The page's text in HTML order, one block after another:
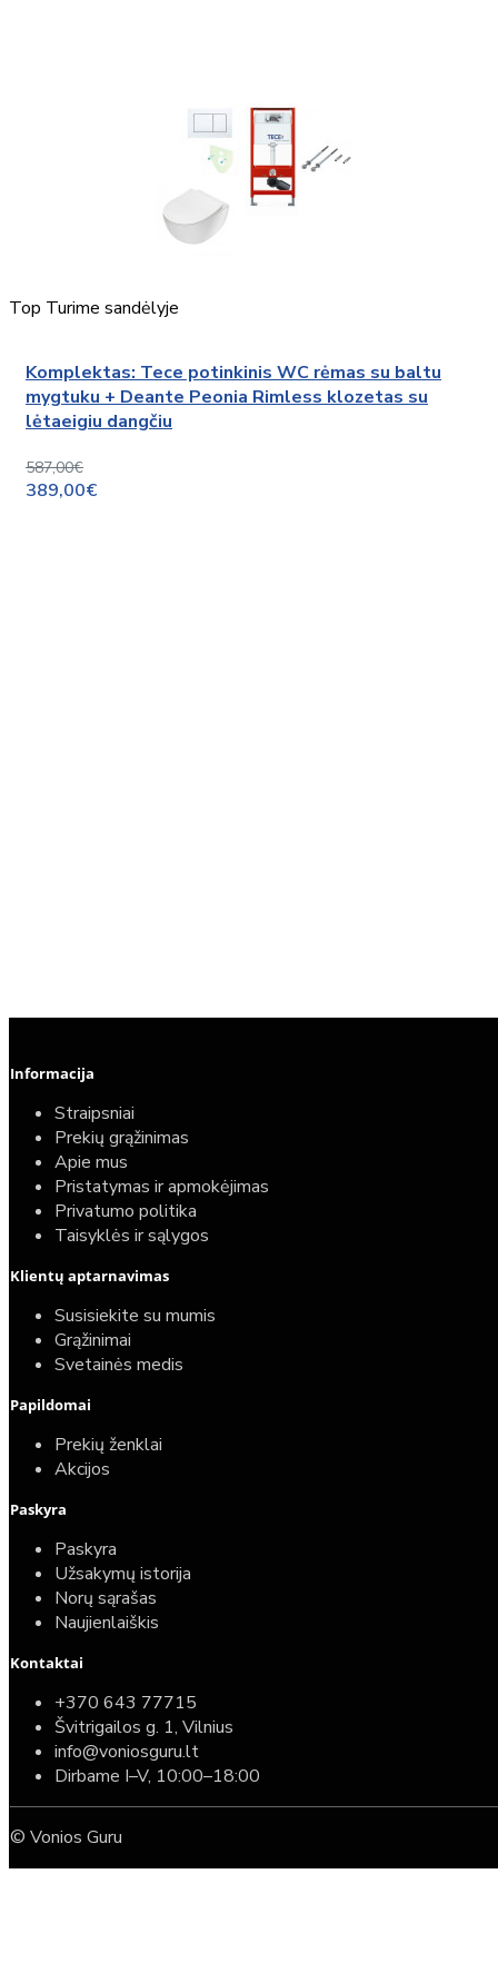
Top Turime sandėlyje
Komplektas: Tece potinkinis WC rėmas su baltu
mygtuku + Deante Peonia Rimless klozetas su
lėtaeigiu dangčiu
587,00€
389,00€
Informacija
Straipsniai
Prekių grąžinimas
Apie mus
Pristatymas ir apmokėjimas
Privatumo politika
Taisyklės ir sąlygos
Klientų aptarnavimas
Susisiekite su mumis
Grąžinimai
Svetainės medis
Papildomai
Prekių ženklai
Akcijos
Paskyra
Paskyra
Užsakymų istorija
Norų sąrašas
Naujienlaiškis
Kontaktai
+370 643 77715
Švitrigailos g. 1, Vilnius
info@voniosguru.lt
Dirbame I–V, 10:00–18:00
© Vonios Guru